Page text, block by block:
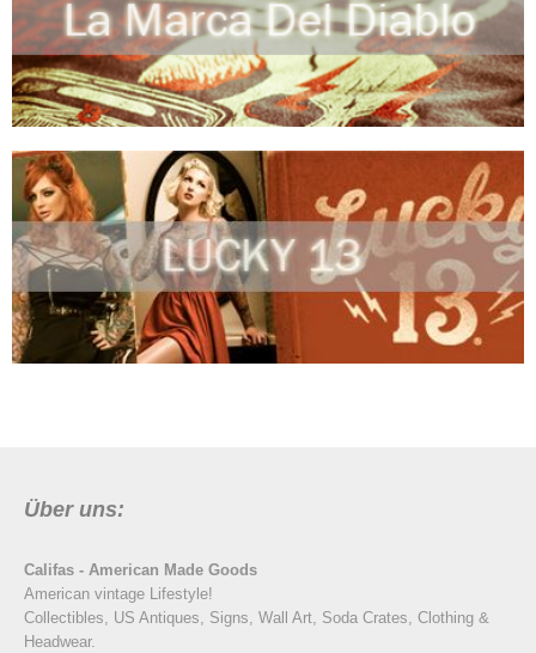
Über uns:
Califas - American Made Goods
American vintage Lifestyle!
Collectibles, US Antiques, Signs, Wall Art, Soda Crates, Clothing &
Headwear.